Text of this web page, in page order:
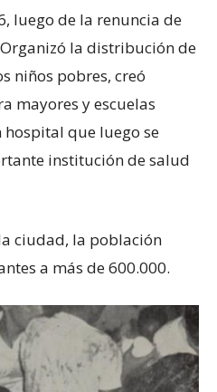
luego de la renuncia de
la distribución de
niños pobres, creó
mayores y escuelas
hospital que luego se
institución de salud
ciudad, la población
a más de 600.000.